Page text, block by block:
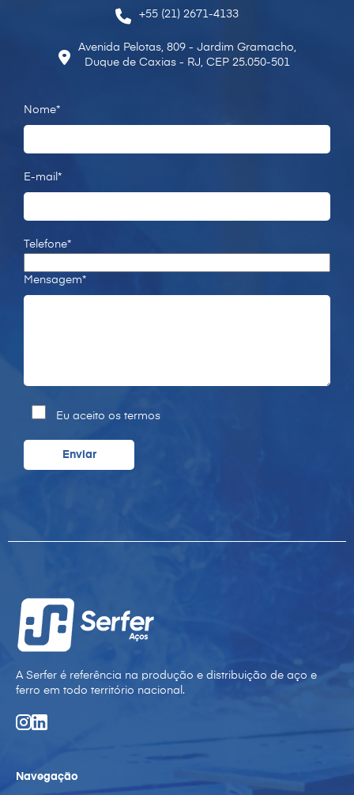
+55 (21) 2671-4133
Avenida Pelotas, 809 - Jardim Gramacho,
Duque de Caxias - RJ, CEP 25.050-501
Nome*
E-mail*
Telefone*
Mensagem*
Eu aceito os termos
A Serfer é referência na produção e distribuição de aço e
ferro em todo território nacional.
Navegação